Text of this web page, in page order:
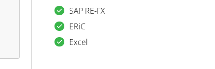
SAP RE-FX
ERiC
Excel